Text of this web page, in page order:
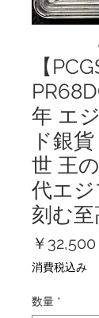
【
年 エ
ド銀
世 王
代エ
刻む
￥32,500
消費税込み
数量 *